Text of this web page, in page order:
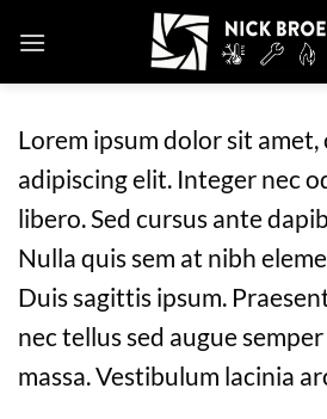
Lorem ipsum dolor sit
adipiscing elit. Integer nec
libero. Sed cursus ante
Nulla quis sem at nibh
Duis sagittis ipsum.
nec tellus sed augue
massa. Vestibulum lacinia